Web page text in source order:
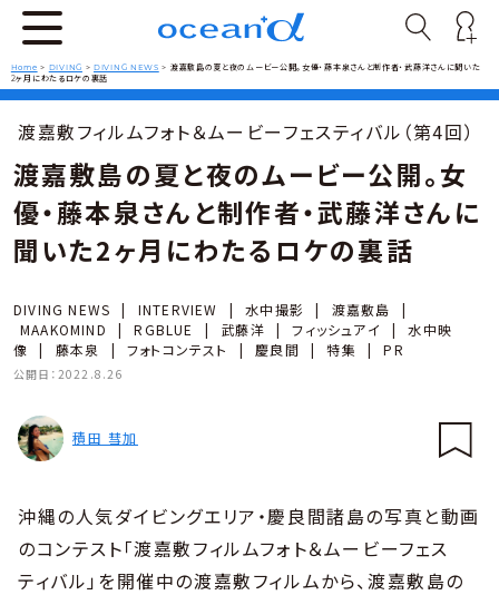
Home > DIVING >DIVING NEWS > 渡嘉敷島の夏と夜のムービー公開。女優・藤本泉さんと制作者・武藤洋さんに聞いた
2ヶ月にわたるロケの裏話
渡嘉敷フィルムフォト＆ムービーフェスティバル（第4回）
渡嘉敷島の夏と夜のムービー公開。女
優・藤本泉さんと制作者・武藤洋さんに
聞いた2ヶ月にわたるロケの裏話
DIVING NEWS | INTERVIEW | 水中撮影 | 渡嘉敷島
|
MAAKOMIND
| RGBLUE | 武藤洋 | フィッシュアイ |
水中映
像
| 藤本泉 | フォトコンテスト | 慶良間 | 特集 | PR
公開日： 2022.8.26
積田 彗加
沖縄の人気ダイビングエリア・慶良間諸島の写真と動画
のコンテスト「渡嘉敷フィルムフォト＆ムービーフェス
ティバル」を開催中の渡嘉敷フィルムから、渡嘉敷島の